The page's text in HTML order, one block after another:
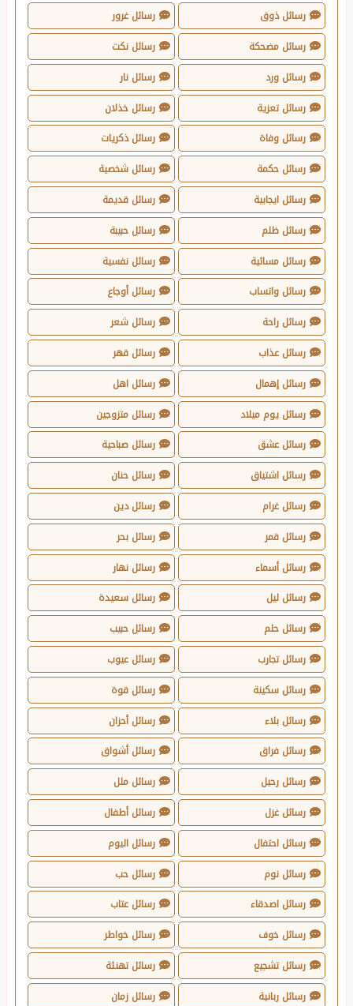
رسائل ذوق
رسائل غرور
رسائل مضحكة
رسائل نكت
رسائل ورد
رسائل نار
رسائل تعزية
رسائل خذلان
رسائل وفاة
رسائل ذكريات
رسائل حكمة
رسائل شخصية
رسائل ايجابية
رسائل قديمة
رسائل ظلم
رسائل حبيبة
رسائل مسائية
رسائل نفسية
رسائل واتساب
رسائل أوجاع
رسائل راحة
رسائل شعر
رسائل عذاب
رسائل قهر
رسائل إهمال
رسائل اهل
رسائل يوم ميلاد
رسائل متزوجين
رسائل عشق
رسائل صباحية
رسائل اشتياق
رسائل حنان
رسائل غرام
رسائل دين
رسائل قمر
رسائل بحر
رسائل أسماء
رسائل نهار
رسائل ليل
رسائل سعيدة
رسائل حلم
رسائل حبيب
رسائل تجارب
رسائل عيوب
رسائل سكينة
رسائل قوة
رسائل بلاء
رسائل أحزان
رسائل فراق
رسائل أشواق
رسائل رحيل
رسائل ملل
رسائل غزل
رسائل أطفال
رسائل احتفال
رسائل اليوم
رسائل نوم
رسائل حب
رسائل اصدقاء
رسائل عتاب
رسائل خوف
رسائل خواطر
رسائل تشجيع
رسائل تهنئة
رسائل ربانية
رسائل زمان